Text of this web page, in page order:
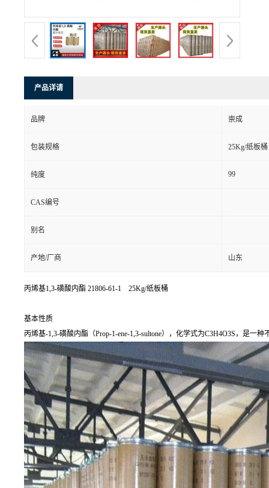
产品详请
品牌 崇成
包装规格 25Kg/纸板桶
纯度 99
CAS编号
别名
产地/厂商 山东
丙烯基1,3-磺酸内酯 21806-61-1 25Kg/纸板桶
基本性质
丙烯基-1,3-磺酸内酯（Prop-1-ene-1,3-sultone），化学式为C3H4O3S，是一